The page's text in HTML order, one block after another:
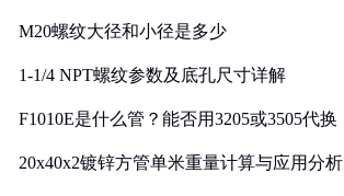
M20螺纹大径和小径是多少
1-1/4 NPT螺纹参数及底孔尺寸详解
F1010E是什么管？能否用3205或3505代换
20x40x2镀锌方管单米重量计算与应用分析